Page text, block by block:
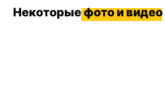
Некоторыефото и видео